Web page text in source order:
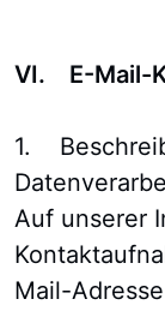
VI. E-Mail-
1.
Auf unserer
Mail-